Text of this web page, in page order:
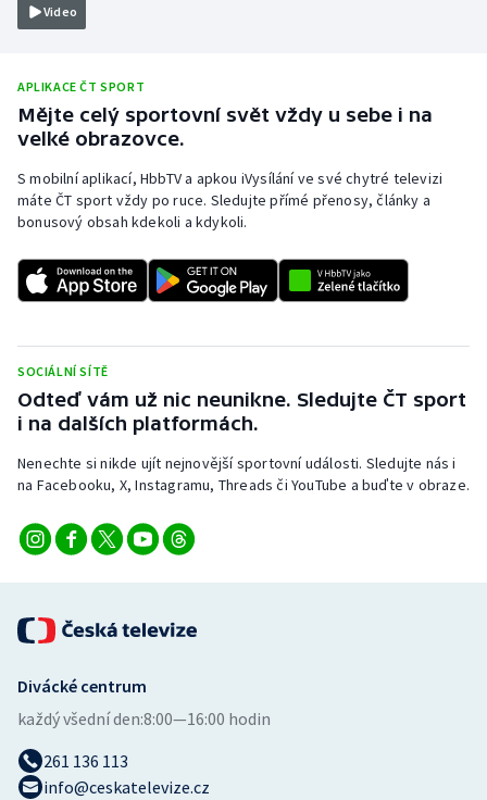
Ragby
Rychlobruslení
Rychlostní kanoistika
Sportovní střelba
Stolní tenis
Triatlon
Veslování
Volejbal
Ostatní
Video
APLIKACE ČT SPORT
Mějte celý sportovní svět vždy u sebe i na
velké obrazovce.
S mobilní aplikací, HbbTV a apkou iVysílání ve své chytré televizi
máte ČT sport vždy po ruce. Sledujte přímé přenosy, články a
bonusový obsah kdekoli a kdykoli.
SOCIÁLNÍ SÍTĚ
Odteď vám už nic neunikne. Sledujte ČT sport
i na dalších platformách.
Nenechte si nikde ujít nejnovější sportovní události. Sledujte nás i
na Facebooku, X, Instagramu, Threads či YouTube a buďte v obraze.
Divácké centrum
každý všední den:8:00—16:00 hodin
261 136 113
info@ceskatelevize.cz